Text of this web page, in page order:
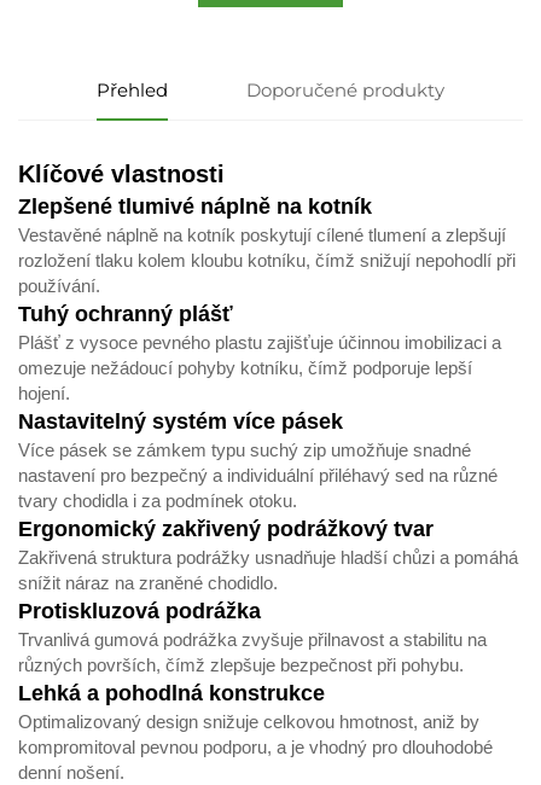
Přehled Doporučené produkty
Klíčové vlastnosti
Zlepšené tlumivé náplně na kotník
Vestavěné náplně na kotník poskytují cílené tlumení a zlepšují
rozložení tlaku kolem kloubu kotníku, čímž snižují nepohodlí při
používání.
Tuhý ochranný plášť
Plášť z vysoce pevného plastu zajišťuje účinnou imobilizaci a
omezuje nežádoucí pohyby kotníku, čímž podporuje lepší
hojení.
Nastavitelný systém více pásek
Více pásek se zámkem typu suchý zip umožňuje snadné
nastavení pro bezpečný a individuální přiléhavý sed na různé
tvary chodidla i za podmínek otoku.
Ergonomický zakřivený podrážkový tvar
Zakřivená struktura podrážky usnadňuje hladší chůzi a pomáhá
snížit náraz na zraněné chodidlo.
Protiskluzová podrážka
Trvanlivá gumová podrážka zvyšuje přilnavost a stabilitu na
různých površích, čímž zlepšuje bezpečnost při pohybu.
Lehká a pohodlná konstrukce
Optimalizovaný design snižuje celkovou hmotnost, aniž by
kompromitoval pevnou podporu, a je vhodný pro dlouhodobé
denní nošení.